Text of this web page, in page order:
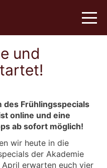
und
des Frühlingsspecials
online und eine
ab sofort möglich!
wir heute in die
der Akademie
erwarten euch vier